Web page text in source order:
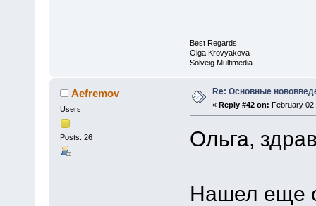
Best Regards,
Olga Krovyakova
Solveig Multimedia
Aefremov
Users
Posts: 26
Re: Основные
« Reply #42 on: February
Ольга,
Нашел еще